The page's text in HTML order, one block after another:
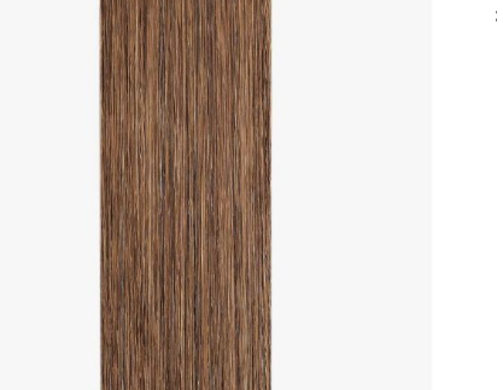
und sich so anzufühlen, als ob sie direkt
die ein besonders natürliches Ergebnis
Tape-Basis über ein Injection-Design, die
am Ansatz imitiert. So entsteht ein nahtloser
diskreter Look.
ermöglicht flexible Platzierung und ist ideal für
Bewegung. Gefertigt aus 100% Remy Echthaar,
für müheloses Blending und verfügen
Welle für ein realistisches Finish. Sie können wie
und gepflegt werden. Die fortschrittliche
Glanz und Farbintensität – für ein hochwertiges,
bietet jetzt neue Farben und eine zusätzliche
Look noch individueller gestalten zu können.
Tapes, ausreichend für 6 Sandwiches oder 12